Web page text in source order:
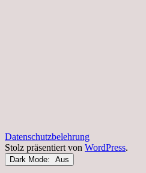
Datenschutzbelehrung
Stolz präsentiert von WordPress.
Dark Mode: